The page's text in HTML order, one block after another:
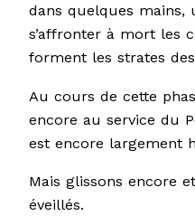
dans quelques mains,
s’affronter à mort les
forment les strates
Au cours de cette
encore au service du
est encore largement
Mais glissons encore
éveillés.